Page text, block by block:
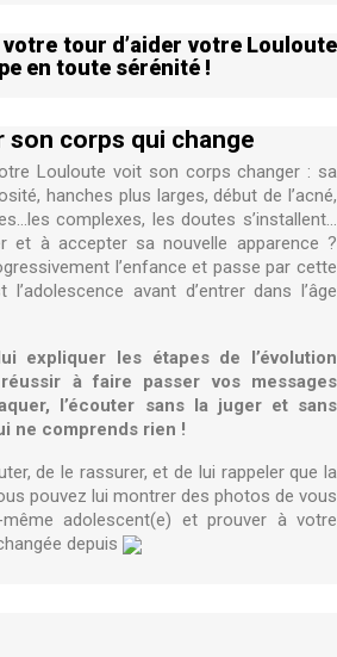
votre tour d’aider votre Louloute
en toute sérénité !
son corps qui change
Louloute voit son corps changer : sa
hanches plus larges, début de l’acné,
complexes, les doutes s’installent…
et à accepter sa nouvelle apparence ?
l’enfance et passe par cette
l’adolescence avant d’entrer dans l’âge
expliquer les étapes de l’évolution
à faire passer vos messages
l’écouter sans la juger et sans
ne comprends rien !
de le rassurer, et de lui rappeler que la
pouvez lui montrer des photos de vous
adolescent(e) et prouver à votre
depuis